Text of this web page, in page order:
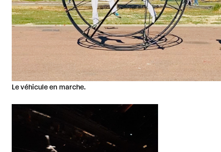
Le véhicule en marche.